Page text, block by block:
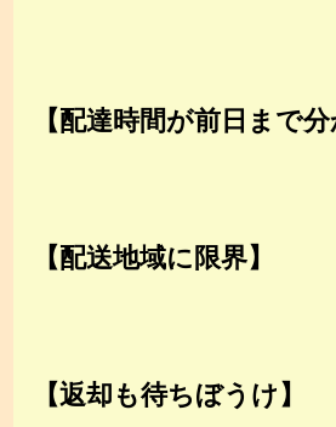
【配達時間が前日まで分
【配送地域に限界】
【返却も待ちぼうけ】